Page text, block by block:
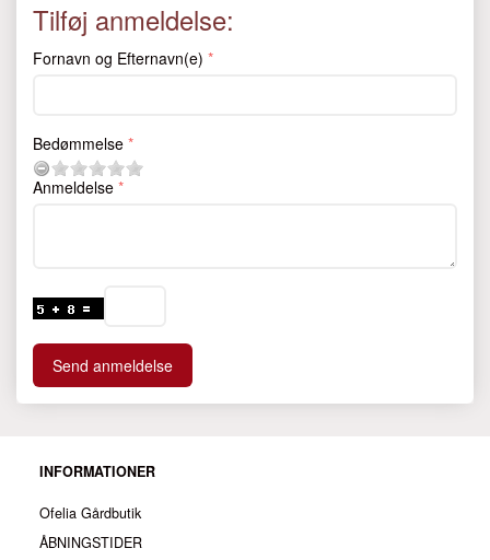
Tilføj anmeldelse:
Fornavn og Efternavn(e)
Bedømmelse
Anmeldelse
Send anmeldelse
INFORMATIONER
Ofelia Gårdbutik
ÅBNINGSTIDER